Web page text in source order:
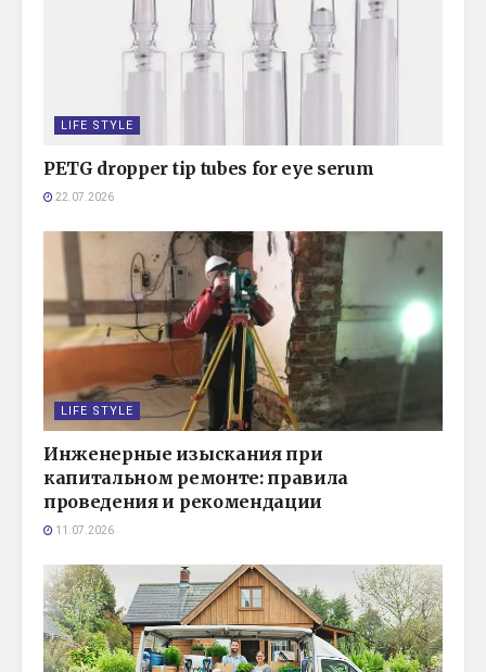
LIFE STYLE
PETG dropper tip tubes for eye serum
22.07.2026
LIFE STYLE
Инженерные изыскания при
капитальном ремонте: правила
проведения и рекомендации
11.07.2026